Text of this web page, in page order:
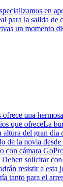
en
la salida de
un momento
una
que ofreceLa
del gran
la novia desde
cámara
solicitar
resistir a
para el